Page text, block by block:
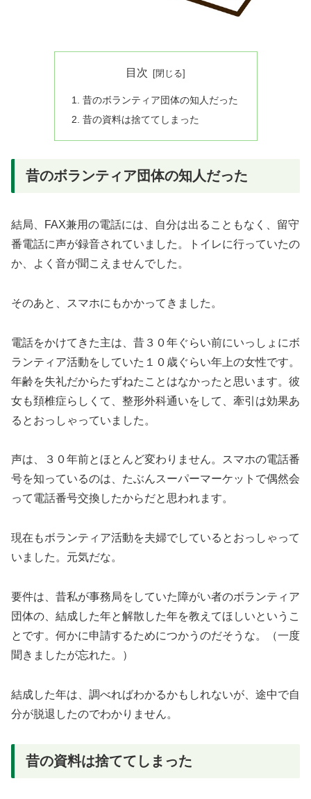
目次
昔のボランティア団体の知人だった
昔の資料は捨ててしまった
昔のボランティア団体の知人だった
結局、FAX兼用の電話には、自分は出ることもなく、留守
番電話に声が録音されていました。トイレに行っていたの
か、よく音が聞こえませんでした。
そのあと、スマホにもかかってきました。
電話をかけてきた主は、昔３０年ぐらい前にいっしょにボ
ランティア活動をしていた１０歳ぐらい年上の女性です。
年齢を失礼だからたずねたことはなかったと思います。彼
女も頚椎症らしくて、整形外科通いをして、牽引は効果あ
るとおっしゃっていました。
声は、３０年前とほとんど変わりません。スマホの電話番
号を知っているのは、たぶんスーパーマーケットで偶然会
って電話番号交換したからだと思われます。
現在もボランティア活動を夫婦でしているとおっしゃって
いました。元気だな。
要件は、昔私が事務局をしていた障がい者のボランティア
団体の、結成した年と解散した年を教えてほしいというこ
とです。何かに申請するためにつかうのだそうな。（一度
聞きましたが忘れた。）
結成した年は、調べればわかるかもしれないが、途中で自
分が脱退したのでわかりません。
昔の資料は捨ててしまった